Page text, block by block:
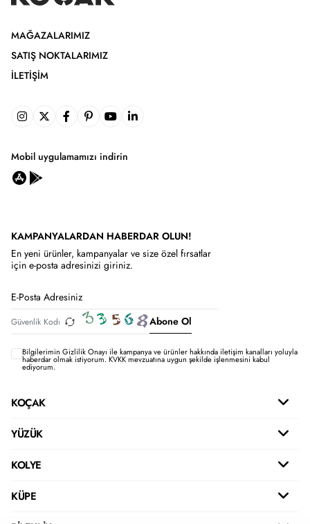
MAĞAZALARIMIZ
SATIŞ NOKTALARIMIZ
İLETIŞIM
Mobil uygulamamızı indirin
KAMPANYALARDAN HABERDAR OLUN!
En yeni ürünler, kampanyalar ve size özel fırsatlar
için e-posta adresinizi giriniz.
Abone Ol
Bilgilerimin Gizlilik Onayı ile kampanya ve ürünler hakkında iletişim kanalları yoluyla
haberdar olmak istiyorum.KVKK mevzuatına uygun şekilde işlenmesini kabul
ediyorum.
KOÇAK
YÜZÜK
KOLYE
KÜPE